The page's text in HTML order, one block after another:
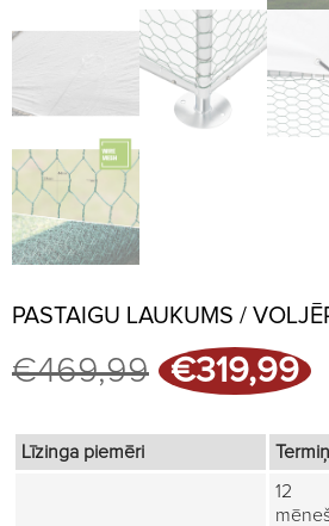
PASTAIGU LAUKUMS /
€469,99 Original
price
was:
€469,99.
€319,99
Līzinga piemēri
12